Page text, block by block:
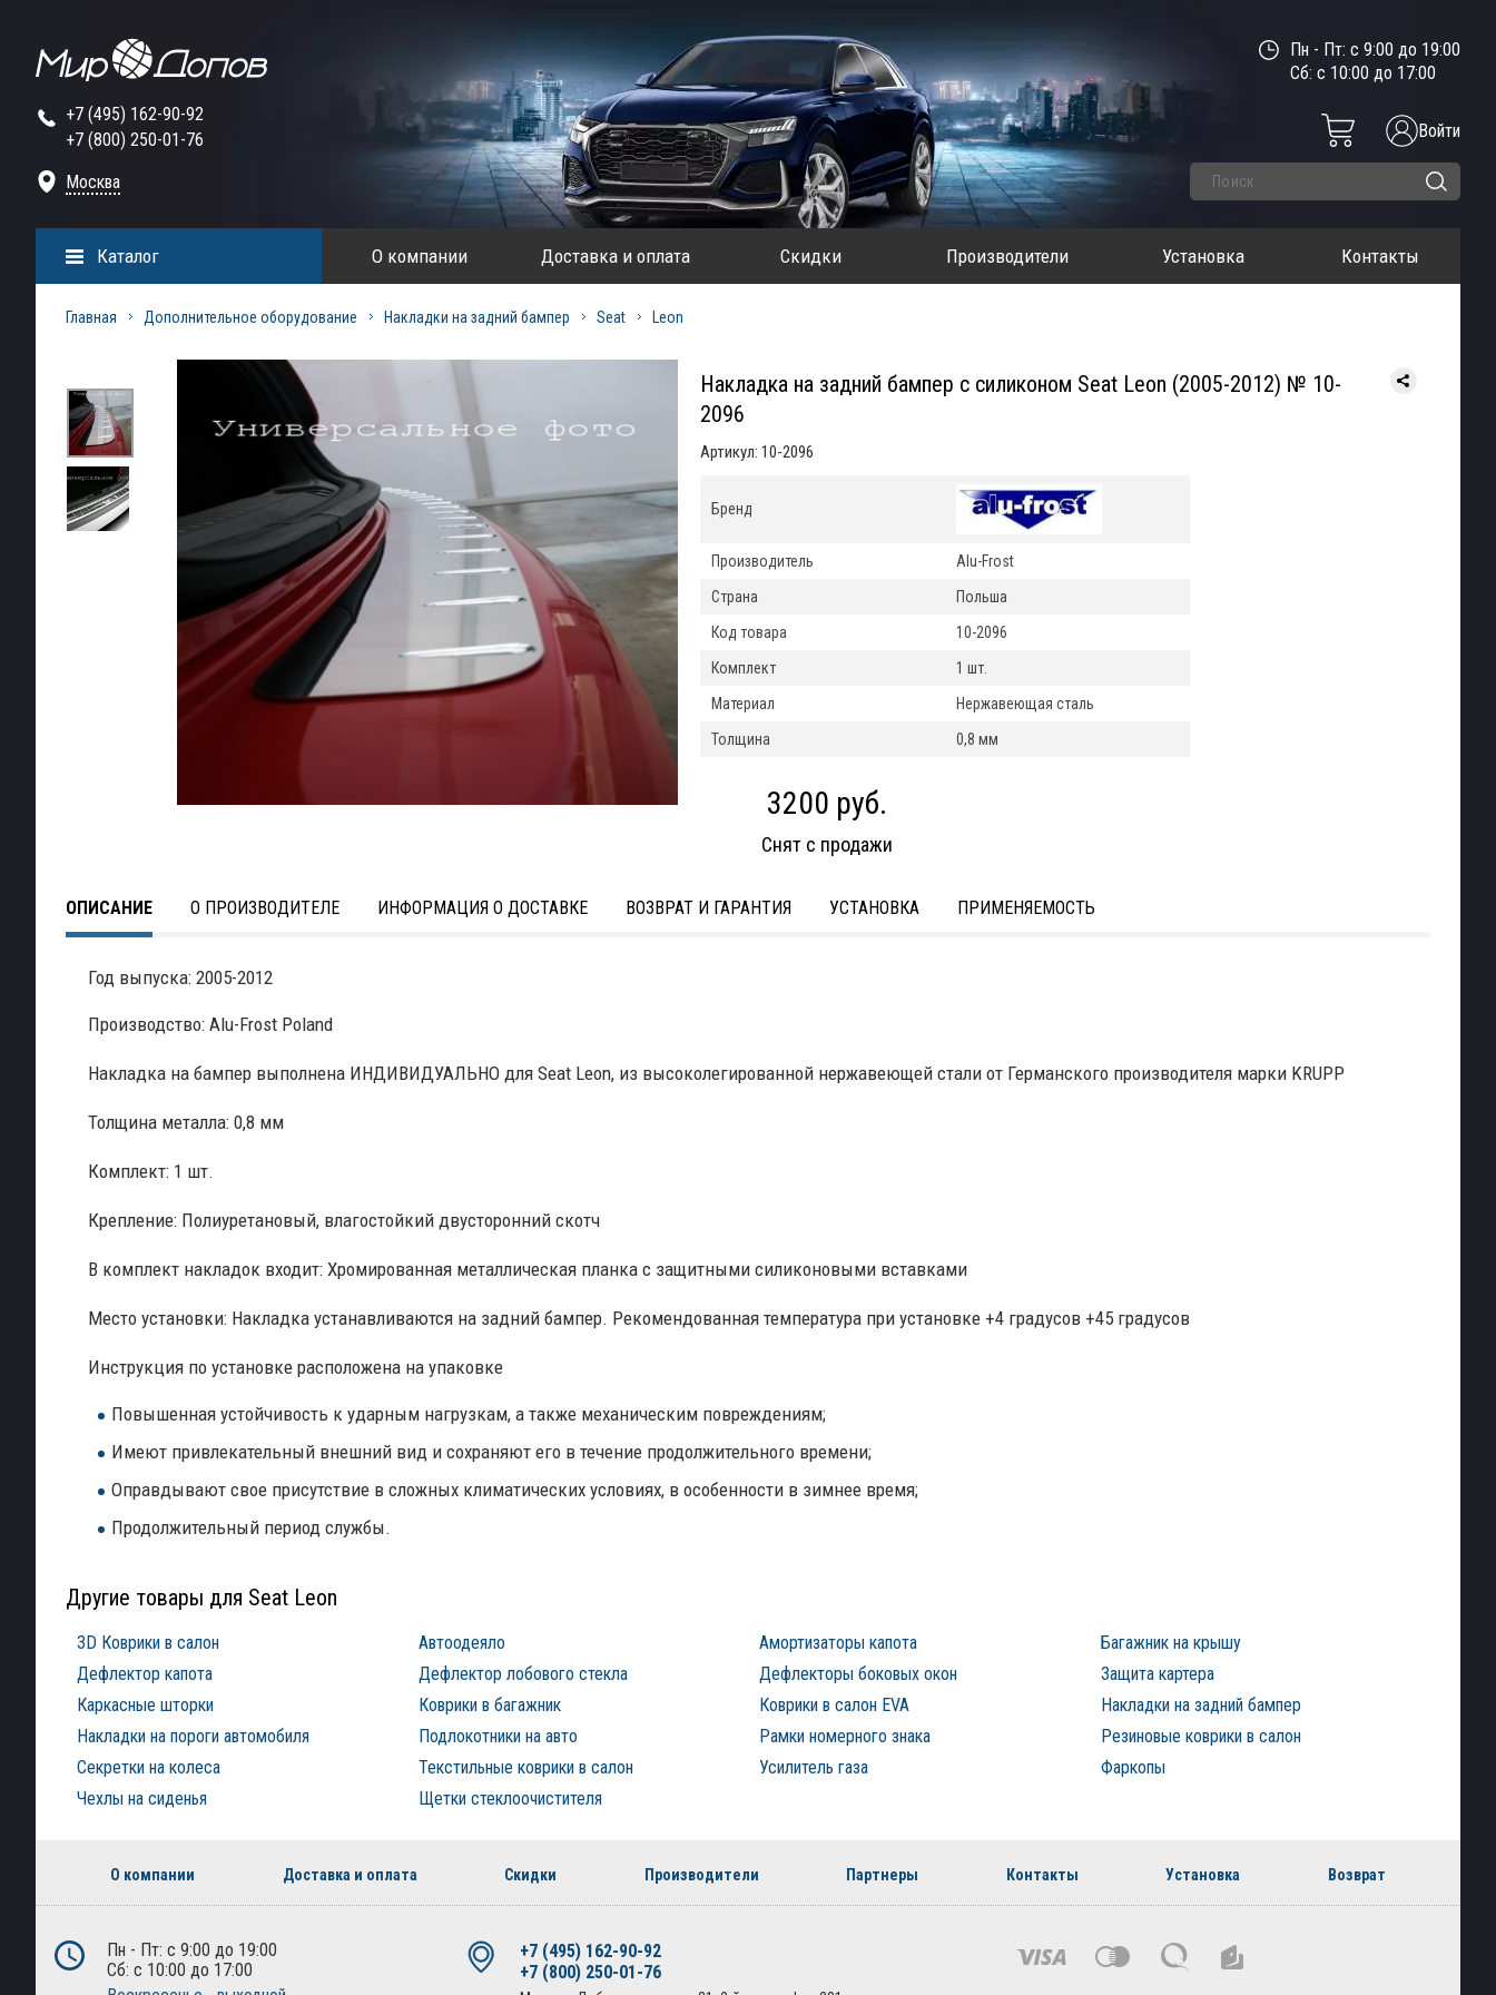
+7 (495) 162-90-92
+7 (800) 250-01-76
Москва
Пн - Пт: с 9:00 до 19:00
Сб: с 10:00 до 17:00
Войти
О компании Доставка и оплата Скидки Производители Установка Контакты
Каталог
Главная Дополнительное оборудование Накладки на задний бампер Seat Leon
Накладка на задний бампер с силиконом Seat Leon (2005-2012) № 10-
2096
Артикул: 10-2096
3200 руб.
Снят с продажи
Бренд
Производитель
Alu-Frost
Страна
Польша
Код товара
10-2096
Комплект
1 шт.
Материал
Нержавеющая сталь
Толщина
0,8 мм
ОПИСАНИЕ О ПРОИЗВОДИТЕЛЕ ИНФОРМАЦИЯ О ДОСТАВКЕ ВОЗВРАТ И ГАРАНТИЯ УСТАНОВКА ПРИМЕНЯЕМОСТЬ
Год выпуска: 2005-2012
Производство: Alu-Frost Poland
Накладка на бампер выполнена ИНДИВИДУАЛЬНО для Seat Leon, из высоколегированной нержавеющей стали от Германского производителя марки KRUPP
Толщина металла: 0,8 мм
Комплект: 1 шт.
Крепление: Полиуретановый, влагостойкий двусторонний скотч
В комплект накладок входит: Хромированная металлическая планка с защитными силиконовыми вставками
Место установки: Накладка устанавливаются на задний бампер. Рекомендованная температура при установке +4 градусов +45 градусов
Инструкция по установке расположена на упаковке
Повышенная устойчивость к ударным нагрузкам, а также механическим повреждениям;
Имеют привлекательный внешний вид и сохраняют его в течение продолжительного времени;
Оправдывают свое присутствие в сложных климатических условиях, в особенности в зимнее время;
Продолжительный период службы.
Другие товары для Seat Leon
3D Коврики в салон Автоодеяло Амортизаторы капота
Багажник на крышу
Дефлектор капота
Дефлектор лобового стекла Дефлекторы боковых окон
Защита картера
Каркасные шторки
Коврики в багажник Коврики в салон EVA
Накладки на задний бампер
Накладки на пороги автомобиля
Подлокотники на авто Рамки номерного знака
Резиновые коврики в салон
Секретки на колеса
Текстильные коврики в салон Усилитель газа
Фаркопы
Чехлы на сиденья
Щетки стеклоочистителя
О компании Доставка и оплата Скидки Производители Партнеры Контакты Установка Возврат
Пн - Пт: с 9:00 до 19:00
Сб: с 10:00 до 17:00
+7 (495) 162-90-92
+7 (800) 250-01-76